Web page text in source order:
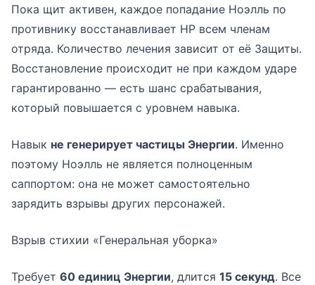
Пока щит активен, каждое попадание Ноэлль по
противнику восстанавливает HP всем членам
отряда. Количество лечения зависит от её Защиты.
Восстановление происходит не при каждом ударе
гарантированно — есть шанс срабатывания,
который повышается с уровнем навыка.
Навык не генерирует частицы Энергии. Именно
поэтому Ноэлль не является полноценным
саппортом: она не может самостоятельно
зарядить взрывы других персонажей.
Взрыв стихии «Генеральная уборка»
Требует 60 единиц Энергии, длится 15 секунд. Все